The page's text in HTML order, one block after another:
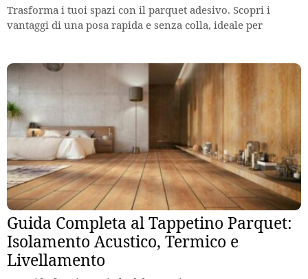
Trasforma i tuoi spazi con il parquet adesivo. Scopri i
vantaggi di una posa rapida e senza colla, ideale per
Guida Completa al Tappetino Parquet:
Isolamento Acustico, Termico e
Livellamento